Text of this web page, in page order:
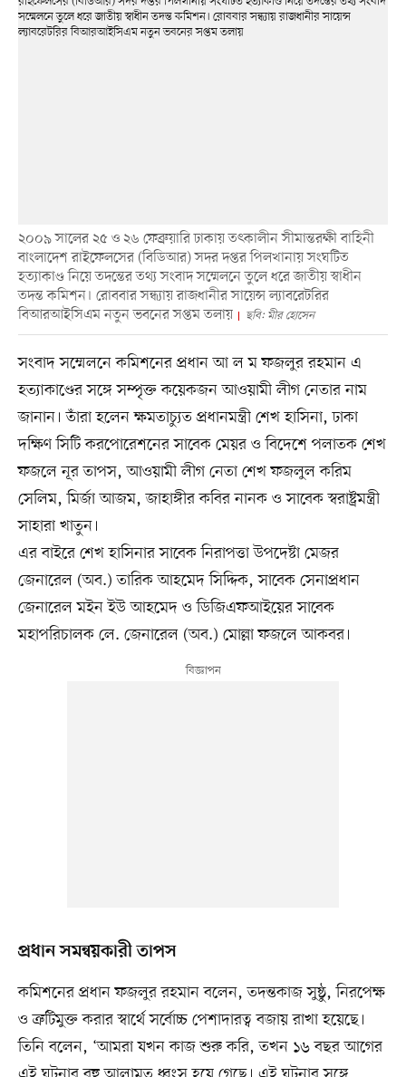
২০০৯ সালের ২৫ ও ২৬ ফেব্রুয়ারি ঢাকায় তৎকালীন সীমান্তরক্ষী বাহিনী
বাংলাদেশ রাইফেলসের (বিডিআর) সদর দপ্তর পিলখানায় সংঘটিত
হত্যাকাণ্ড নিয়ে তদন্তের তথ্য সংবাদ সম্মেলনে তুলে ধরে জাতীয় স্বাধীন
তদন্ত কমিশন। রোববার সন্ধ্যায় রাজধানীর সায়েন্স ল্যাবরেটরির
বিআরআইসিএম নতুন ভবনের সপ্তম তলায়
ছবি: মীর হোসেন
সংবাদ সম্মেলনে কমিশনের প্রধান আ ল ম ফজলুর রহমান এ
হত্যাকাণ্ডের সঙ্গে সম্পৃক্ত কয়েকজন আওয়ামী লীগ নেতার নাম
জানান। তাঁরা হলেন ক্ষমতাচ্যুত প্রধানমন্ত্রী শেখ হাসিনা, ঢাকা
দক্ষিণ সিটি করপোরেশনের সাবেক মেয়র ও বিদেশে পলাতক শেখ
ফজলে নূর তাপস, আওয়ামী লীগ নেতা শেখ ফজলুল করিম
সেলিম, মির্জা আজম, জাহাঙ্গীর কবির নানক ও সাবেক স্বরাষ্ট্রমন্ত্রী
সাহারা খাতুন।
এর বাইরে শেখ হাসিনার সাবেক নিরাপত্তা উপদেষ্টা মেজর
জেনারেল (অব.) তারিক আহমেদ সিদ্দিক, সাবেক সেনাপ্রধান
জেনারেল মইন ইউ আহমেদ ও ডিজিএফআইয়ের সাবেক
মহাপরিচালক লে. জেনারেল (অব.) মোল্লা ফজলে আকবর।
প্রধান সমন্বয়কারী তাপস
কমিশনের প্রধান ফজলুর রহমান বলেন, তদন্তকাজ সুষ্ঠু, নিরপেক্ষ
ও ত্রুটিমুক্ত করার স্বার্থে সর্বোচ্চ পেশাদারত্ব বজায় রাখা হয়েছে।
তিনি বলেন, ‘আমরা যখন কাজ শুরু করি, তখন ১৬ বছর আগের